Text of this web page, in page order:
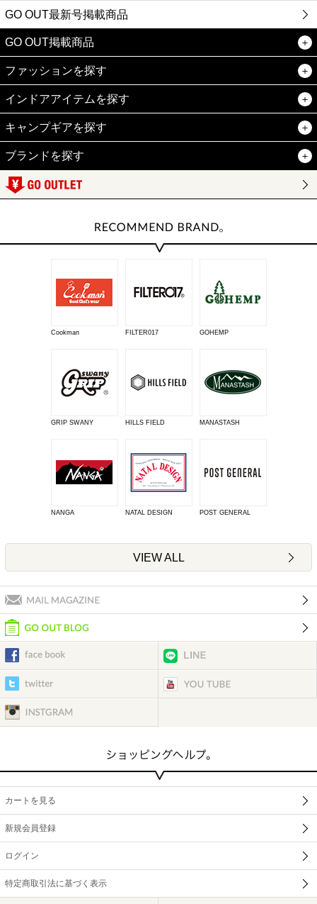
GO OUT最新号掲載商品
GO OUT掲載商品
ファッションを探す
インドアアイテムを探す
キャンプギアを探す
ブランドを探す
Cookman FILTER017 GOHEMP
GRIP SWANY HILLS FIELD MANASTASH
NANGA NATAL DESIGN POST GENERAL
VIEW ALL
カートを見る
新規会員登録
ログイン
特定商取引法に基づく表示